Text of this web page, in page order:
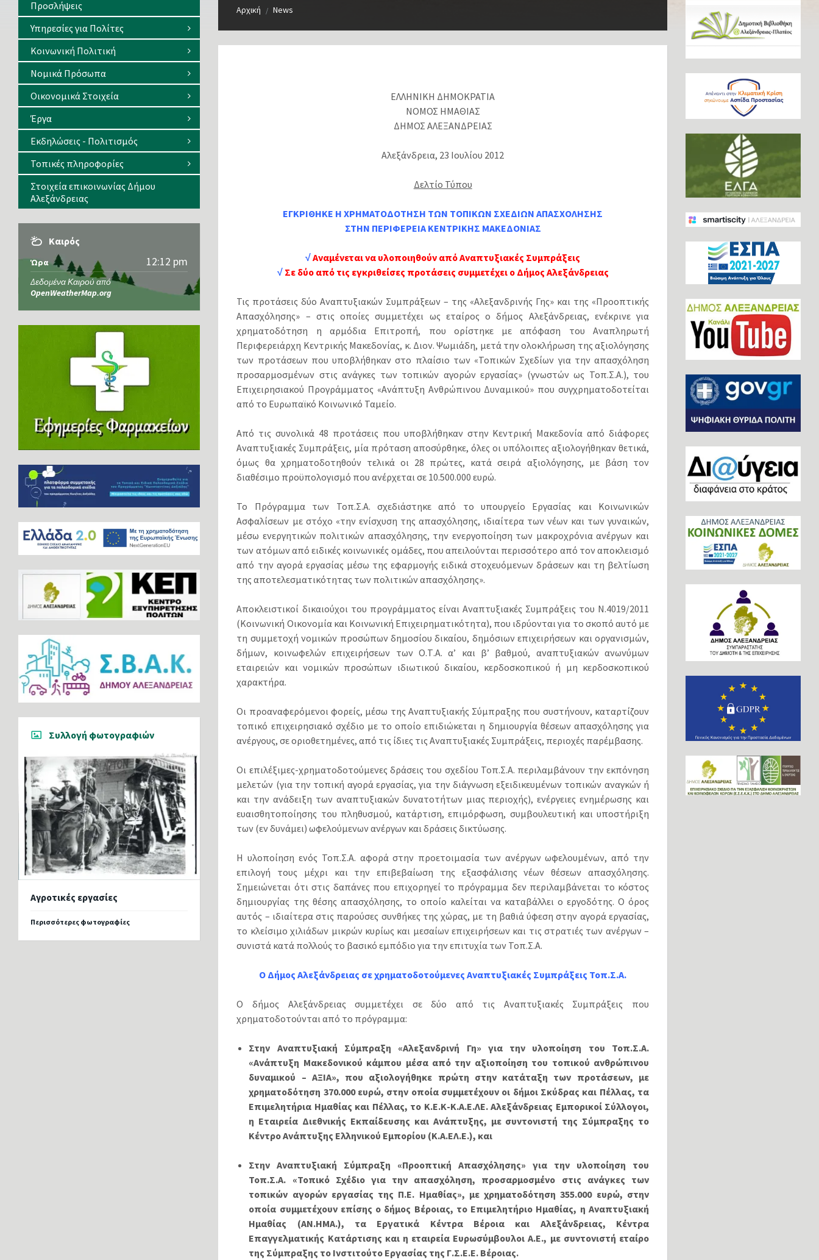
Αρχική / News
ΕΛΛΗΝΙΚΗ ΔΗΜΟΚΡΑΤΙΑ
ΝΟΜΟΣ ΗΜΑΘΙΑΣ
ΔΗΜΟΣ ΑΛΕΞΑΝΔΡΕΙΑΣ
Αλεξάνδρεια, 23 Ιουλίου 2012
Δελτίο Τύπου
ΕΓΚΡΙΘΗΚΕ Η ΧΡΗΜΑΤΟΔΟΤΗΣΗ ΤΩΝ ΤΟΠΙΚΩΝ ΣΧΕΔΙΩΝ ΑΠΑΣΧΟΛΗΣΗΣ
ΣΤΗΝ ΠΕΡΙΦΕΡΕΙΑ ΚΕΝΤΡΙΚΗΣ ΜΑΚΕΔΟΝΙΑΣ
√Aναμένεται να υλοποιηθούν από Αναπτυξιακές Συμπράξεις
√ Σε δύο από τις εγκριθείσες προτάσεις συμμετέχει ο Δήμος Αλεξάνδρειας
Τις προτάσεις δύο Αναπτυξιακών Συμπράξεων – της «Αλεξανδρινής Γης» και της «Προοπτικής
Απασχόλησης» – στις οποίες συμμετέχει ως εταίρος ο δήμος Αλεξάνδρειας, ενέκρινε για
χρηματοδότηση η αρμόδια Επιτροπή, που ορίστηκε με απόφαση του Αναπληρωτή
Περιφερειάρχη Κεντρικής Μακεδονίας, κ. Διον. Ψωμιάδη, μετά την ολοκλήρωση της αξιολόγησης
των προτάσεων που υποβλήθηκαν στο πλαίσιο των «Τοπικών Σχεδίων για την απασχόληση
προσαρμοσμένων στις ανάγκες των τοπικών αγορών εργασίας» (γνωστών ως Τοπ.Σ.Α.), του
Επιχειρησιακού Προγράμματος «Ανάπτυξη Ανθρώπινου Δυναμικού» που συγχρηματοδοτείται
από το Ευρωπαϊκό Κοινωνικό Ταμείο.
Από τις συνολικά 48 προτάσεις που υποβλήθηκαν στην Κεντρική Μακεδονία από διάφορες
Αναπτυξιακές Συμπράξεις, μία πρόταση αποσύρθηκε, όλες οι υπόλοιπες αξιολογήθηκαν θετικά,
όμως θα χρηματοδοτηθούν τελικά οι 28 πρώτες, κατά σειρά αξιολόγησης, με βάση τον
διαθέσιμο προϋπολογισμό που ανέρχεται σε 10.500.000 ευρώ.
Το Πρόγραμμα των Τοπ.Σ.Α. σχεδιάστηκε από το υπουργείο Εργασίας και Κοινωνικών
Ασφαλίσεων με στόχο «την ενίσχυση της απασχόλησης, ιδιαίτερα των νέων και των γυναικών,
μέσω ενεργητικών πολιτικών απασχόλησης, την ενεργοποίηση των μακροχρόνια ανέργων και
των ατόμων από ειδικές κοινωνικές ομάδες, που απειλούνται περισσότερο από τον αποκλεισμό
από την αγορά εργασίας μέσω της εφαρμογής ειδικά στοχευόμενων δράσεων και τη βελτίωση
της αποτελεσματικότητας των πολιτικών απασχόλησης».
Αποκλειστικοί δικαιούχοι του προγράμματος είναι Αναπτυξιακές Συμπράξεις του Ν.4019/2011
(Κοινωνική Οικονομία και Κοινωνική Επιχειρηματικότητα), που ιδρύονται για το σκοπό αυτό με
τη συμμετοχή νομικών προσώπων δημοσίου δικαίου, δημόσιων επιχειρήσεων και οργανισμών,
δήμων, κοινωφελών επιχειρήσεων των Ο.Τ.Α. α’ και β’ βαθμού, αναπτυξιακών ανωνύμων
εταιρειών και νομικών προσώπων ιδιωτικού δικαίου, κερδοσκοπικού ή μη κερδοσκοπικού
χαρακτήρα.
Οι προαναφερόμενοι φορείς, μέσω της Αναπτυξιακής Σύμπραξης που συστήνουν, καταρτίζουν
τοπικό επιχειρησιακό σχέδιο με το οποίο επιδιώκεται η δημιουργία θέσεων απασχόλησης για
ανέργους, σε οριοθετημένες, από τις ίδιες τις Αναπτυξιακές Συμπράξεις, περιοχές παρέμβασης.
Οι επιλέξιμες-χρηματοδοτούμενες δράσεις του σχεδίου Τοπ.Σ.Α. περιλαμβάνουν την εκπόνηση
μελετών (για την τοπική αγορά εργασίας, για την διάγνωση εξειδικευμένων τοπικών αναγκών ή
και την ανάδειξη των αναπτυξιακών δυνατοτήτων μιας περιοχής), ενέργειες ενημέρωσης και
ευαισθητοποίησης του πληθυσμού, κατάρτιση, επιμόρφωση, συμβουλευτική και υποστήριξη
των (εν δυνάμει) ωφελούμενων ανέργων και δράσεις δικτύωσης.
Η υλοποίηση ενός Τοπ.Σ.Α. αφορά στην προετοιμασία των ανέργων ωφελουμένων, από την
επιλογή τους μέχρι και την επιβεβαίωση της εξασφάλισης νέων θέσεων απασχόλησης.
Σημειώνεται ότι στις δαπάνες που επιχορηγεί το πρόγραμμα δεν περιλαμβάνεται το κόστος
δημιουργίας της θέσης απασχόλησης, το οποίο καλείται να καταβάλλει ο εργοδότης. Ο όρος
αυτός – ιδιαίτερα στις παρούσες συνθήκες της χώρας, με τη βαθιά ύφεση στην αγορά εργασίας,
το κλείσιμο χιλιάδων μικρών κυρίως και μεσαίων επιχειρήσεων και τις στρατιές των ανέργων –
συνιστά κατά πολλούς το βασικό εμπόδιο για την επιτυχία των Τοπ.Σ.Α.
Ο Δήμος Αλεξάνδρειας σε χρηματοδοτούμενες Αναπτυξιακές Συμπράξεις Τοπ.Σ.Α.
Ο δήμος Αλεξάνδρειας συμμετέχει σε δύο από τις Αναπτυξιακές Συμπράξεις που
χρηματοδοτούνται από το πρόγραμμα:
Στην Αναπτυξιακή Σύμπραξη «Αλεξανδρινή Γη» για την υλοποίηση του Τοπ.Σ.Α.
«Ανάπτυξη Μακεδονικού κάμπου μέσα από την αξιοποίηση του τοπικού ανθρώπινου
δυναμικού – ΑΞΙΑ», που αξιολογήθηκε πρώτη στην κατάταξη των προτάσεων, με
χρηματοδότηση 370.000 ευρώ, στην οποία συμμετέχουν οι δήμοι Σκύδρας και Πέλλας, τα
Επιμελητήρια Ημαθίας και Πέλλας, το Κ.Ε.Κ-Κ.Α.Ε.ΛΕ. Αλεξάνδρειας Εμπορικοί Σύλλογοι,
η Εταιρεία Διεθνικής Εκπαίδευσης και Ανάπτυξης, με συντονιστή της Σύμπραξης το
Κέντρο Ανάπτυξης Ελληνικού Εμπορίου (Κ.Α.ΕΛ.Ε.), και
Στην Αναπτυξιακή Σύμπραξη «Προοπτική Απασχόλησης» για την υλοποίηση του
Τοπ.Σ.Α. «Τοπικό Σχέδιο για την απασχόληση, προσαρμοσμένο στις ανάγκες των
τοπικών αγορών εργασίας της Π.Ε. Ημαθίας», με χρηματοδότηση 355.000 ευρώ, στην
οποία συμμετέχουν επίσης ο δήμος Βέροιας, το Επιμελητήριο Ημαθίας, η Αναπτυξιακή
Ημαθίας (ΑΝ.ΗΜΑ.), τα Εργατικά Κέντρα Βέροια και Αλεξάνδρειας, Κέντρα
Επαγγελματικής Κατάρτισης και η εταιρεία Ευρωσύμβουλοι Α.Ε., με συντονιστή εταίρο
της Σύμπραξης το Ινστιτούτο Εργασίας της Γ.Σ.Ε.Ε. Βέροιας.
Προσλήψεις
Υπηρεσίες για Πολίτες
Κοινωνική Πολιτική
Νομικά Πρόσωπα
Οικονομικά Στοιχεία
Έργα
Εκδηλώσεις - Πολιτισμός
Τοπικές πληροφορίες
Στοιχεία επικοινωνίας Δήμου
Αλεξάνδρειας
Καιρός
Ώρα 12:12 pm
Δεδομένα Καιρού από
OpenWeatherMap.org
Συλλογή φωτογραφιών
Αγροτικές εργασίες
Περισσότερες φωτογραφίες